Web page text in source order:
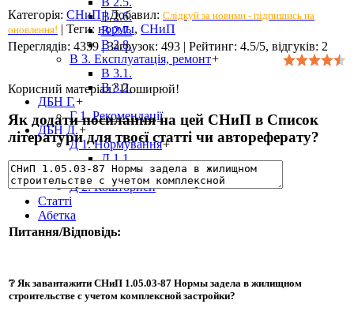
В 2.6.
В 2.7.
В 2.8.
В 3. Експлуатація, ремонт+
В 3.1.
В 3.2.
ДБН Г.+
Г 1. Рекомендації
ДБН Д.+
Д 1. Нормування+
Д 1.1.
Д 1.2.
Д 2. Кошториси
Статті
Абетка
Категорія: СНиП|Добавил: Слідкуй за новими - підпишись на
оновлення! | Теги: нормы, СНиП
Переглядів: 4359|Загрузок: 493 | Рейтинг: 4.5/5, відгуків: 2
Корисний матеріал? Поширюй!
Як додати посилання на цей СНиП в Список
літератури для твоєї статті чи автореферату?
Питання/Відповідь:
❔ Як завантажити СНиП 1.05.03-87 Нормы задела в жилищном
строительстве с учетом комплексной застройки?